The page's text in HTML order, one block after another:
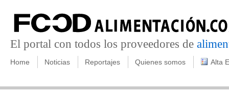
El portal con todos los proveedores de
Home Noticias Reportajes Quienes somos Alta